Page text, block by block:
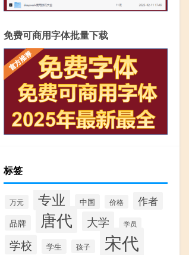
免费可商用字体批量下载
标签
万元 专业 中国 价格 作者
品牌 唐代 大学 学员
学校 学生 孩子 宋代